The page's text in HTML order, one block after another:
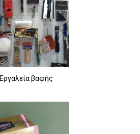
Εργαλεία βαφής